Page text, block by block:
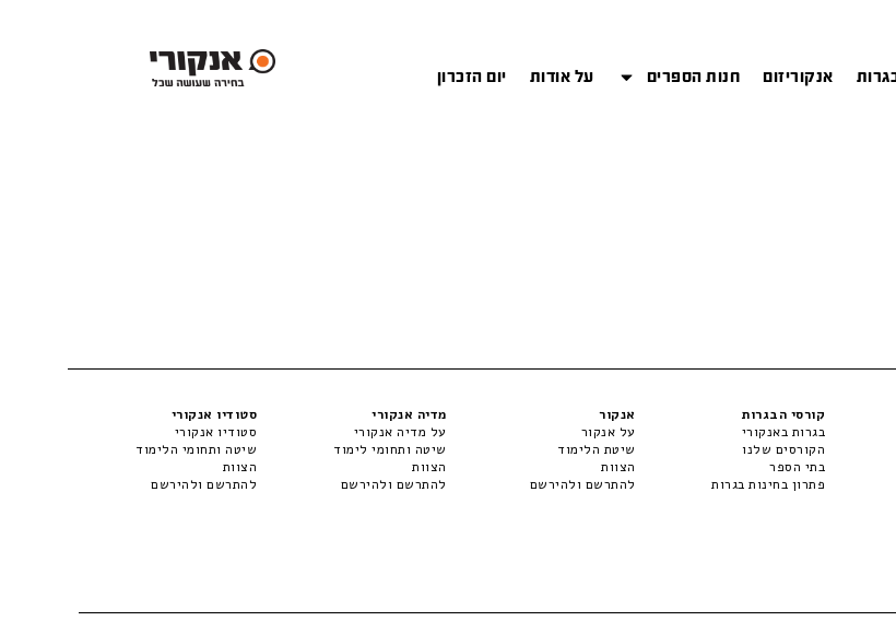
אנקוריזום חנות הספרים על אודות יום הזכרון
קורסי הבגרות
בגרות באנקורי
הקורסים שלנו
בתי הספר
פתרון בחינות בגרות
אנקור
על אנקור
שיטת הלימוד
הצוות
להתרשם ולהירשם
מדיה אנקורי
על מדיה אנקורי
שיטה ותחומי לימוד
הצוות
להתרשם ולהירשם
סטודיו אנקורי
סטודיו אנקורי
שיטה ותחומי הלימוד
הצוות
להתרשם ולהירשם